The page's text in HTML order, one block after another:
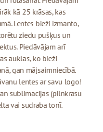
kā 25 krāsas, kas
Lentes bieži izmanto,
ziedu pušķus un
Piedāvājam arī
auklas, ko bieži
gan mājsaimniecībā.
lentes ar savu logo!
sublimācijas (pilnkrāsu
vai sudraba tonī.